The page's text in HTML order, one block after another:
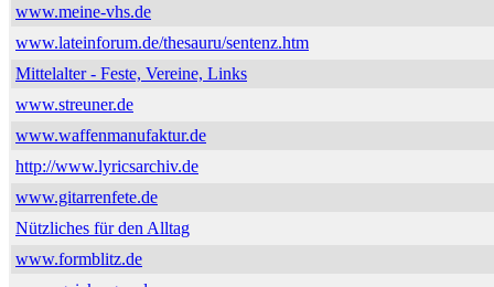
www.meine-vhs.de
www.lateinforum.de/thesauru/sentenz.htm
Mittelalter - Feste, Vereine, Links
www.streuner.de
www.waffenmanufaktur.de
http://www.lyricsarchiv.de
www.gitarrenfete.de
Nützliches für den Alltag
www.formblitz.de